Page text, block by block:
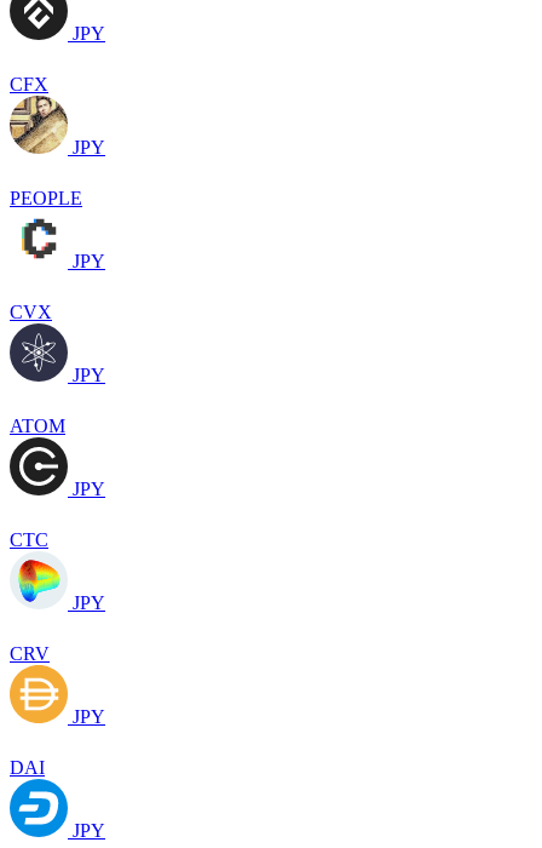
JPY
CFX
JPY
PEOPLE
JPY
CVX
JPY
ATOM
JPY
CTC
JPY
CRV
JPY
DAI
JPY